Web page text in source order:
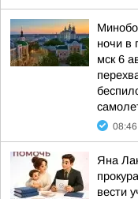
ночи в
мск 6
08:46
Яна
вести